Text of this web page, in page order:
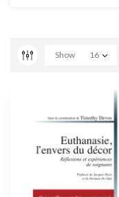
Show 16